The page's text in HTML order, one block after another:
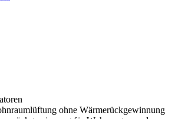
ohne Wärmerückgewinnung